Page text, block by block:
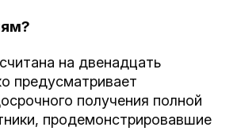
на двенадцать
предусматривает
получения полной
продемонстрировавшие